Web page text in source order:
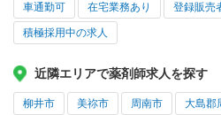
車通勤可 在宅業務あり 登録販売
積極採用中の求人
近隣エリアで薬剤師求人を探す
柳井市 美祢市 周南市 大島郡